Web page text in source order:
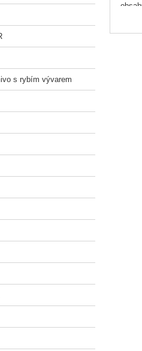
s rybím vývarem